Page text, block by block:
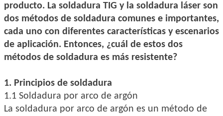
producto. La soldadura TIG y la soldadura láser son
dos métodos de soldadura comunes e importantes,
cada uno con diferentes características y escenarios
de aplicación. Entonces, ¿cuál de estos dos
métodos de soldadura es más resistente?
1. Principios de soldadura
1.1 Soldadura por arco de argón
La soldadura por arco de argón es un método de